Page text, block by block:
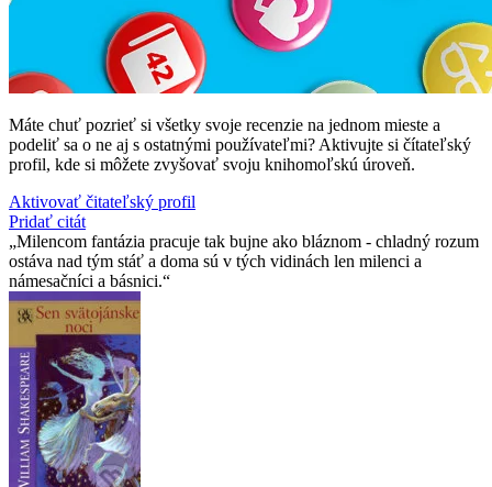
Máte chuť pozrieť si všetky svoje recenzie na jednom mieste a
podeliť sa o ne aj s ostatnými používateľmi? Aktivujte si čítateľský
profil, kde si môžete zvyšovať svoju knihomoľskú úroveň.
Aktivovať čitateľský profil
Pridať citát
Milencom fantázia pracuje tak bujne ako bláznom - chladný rozum
ostáva nad tým stáť a doma sú v tých vidinách len milenci a
námesačníci a básnici.